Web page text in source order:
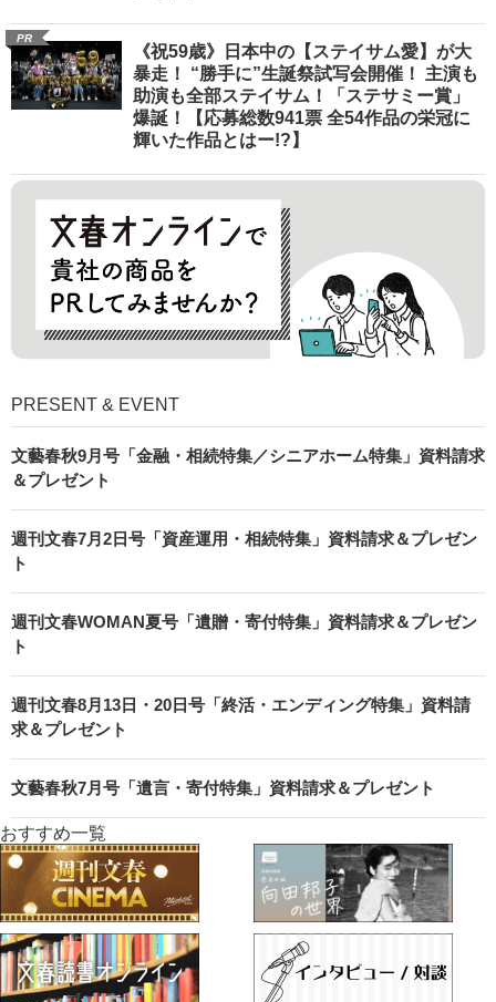
PR
《祝59歳》日本中の【ステイサム愛】が大
暴走！ “勝手に”生誕祭試写会開催！ 主演も
助演も全部ステイサム！「ステサミー賞」
爆誕！【応募総数941票 全54作品の栄冠に
輝いた作品とはー!?】
PRESENT & EVENT
文藝春秋9月号「金融・相続特集／シニアホーム特集」資料請求
＆プレゼント
週刊文春7月2日号「資産運用・相続特集」資料請求＆プレゼン
ト
週刊文春WOMAN夏号「遺贈・寄付特集」資料請求＆プレゼン
ト
週刊文春8月13日・20日号「終活・エンディング特集」資料請
求＆プレゼント
文藝春秋7月号「遺言・寄付特集」資料請求＆プレゼント
おすすめ一覧